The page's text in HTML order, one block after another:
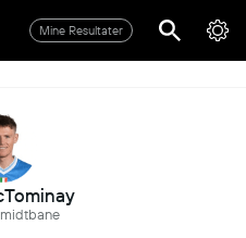
Mine Resultater